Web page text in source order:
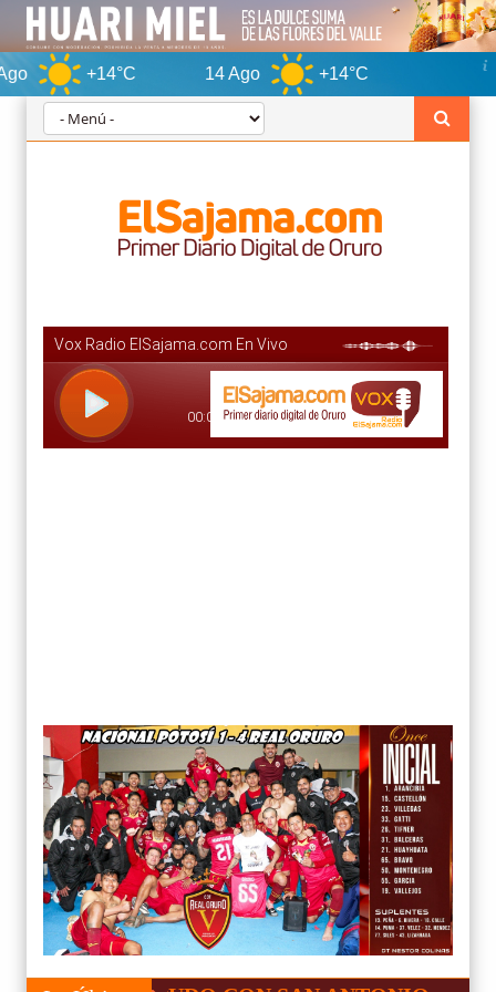
+14°C 14 Ago +14°C